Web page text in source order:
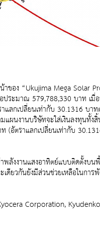
อง “Ukujima Mega Solar
ประมาณ 579,788,330 บาท เ
แลกเปลี่ยนเท่ากับ 30.1316
นงานบริษัทจะใส่เงินลงทุนทั้ง
(อัตราแลกเปลี่ยนเท่ากับ
พลังงานแสงอาทิตย์แบบติดตั้งบ
ยวกันยังมีส่วนช่วยเหลือในกา
Corporation,